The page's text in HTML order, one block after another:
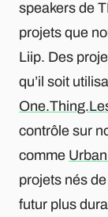
speakers de
projets que
Liip. Des
qu’il soit
contrôle sur
comme
projets nés
futur plus